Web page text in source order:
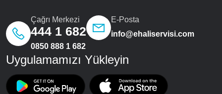
Çağrı Merkezi
444 1 682
0850 888 1 682
E-Posta
info@ehaliservisi.com
Uygulamamızı Yükleyin